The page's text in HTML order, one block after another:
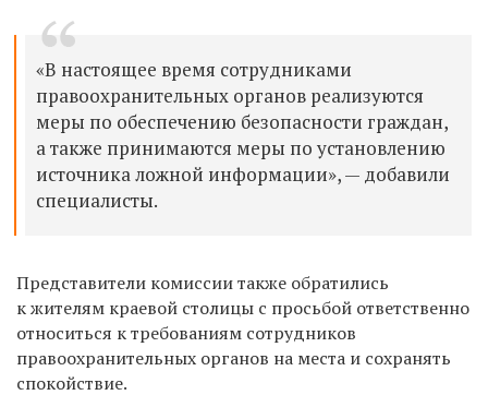
«В настоящее время сотрудниками
правоохранительных органов реализуются
меры по обеспечению безопасности граждан,
а также принимаются меры по установлению
источника ложной информации», — добавили
специалисты.
Представители комиссии также обратились
к жителям краевой столицы с просьбой ответственно
относиться к требованиям сотрудников
правоохранительных органов на места и сохранять
спокойствие.